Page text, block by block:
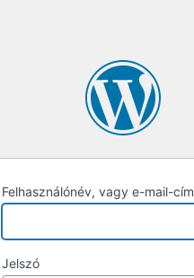
Felhasználónév, vagy e-mail-cím
Jelszó